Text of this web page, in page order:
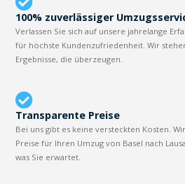
100% zuverlässiger
Verlassen Sie sich auf unsere jahrelange
für höchste Kundenzufriedenheit. Wir
Ergebnisse, die überzeugen.
Transparente Preise
Bei uns gibt es keine versteckten Kosten.
Preise für Ihren Umzug von Basel nach
was Sie erwartet.